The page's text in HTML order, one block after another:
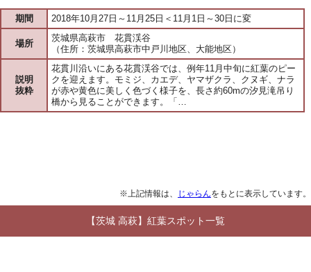
期間 2018年10月27日～11月25日＜11月1日～30日に変
場所
茨城県高萩市 花貫渓谷
（住所：茨城県高萩市中戸川地区、大能地区）
説明
抜粋
花貫川沿いにある花貫渓谷では、例年11月中旬に紅葉のピー
クを迎えます。モミジ、カエデ、ヤマザクラ、クヌギ、ナラ
が赤や黄色に美しく色づく様子を、長さ約60mの汐見滝吊り
橋から見ることができます。「…
※上記情報は、 じゃらんをもとに表示しています。
【茨城 高萩】紅葉スポット一覧